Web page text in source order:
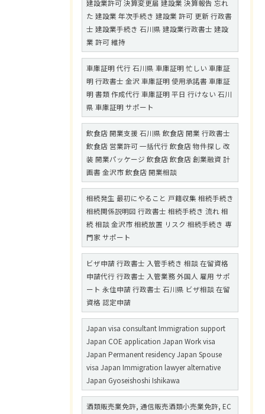
建設業許可 決算変更届 建設業 決算報告 忘れ
た 建設業 年次手続き 建設業 許可 更新 行政書
士 建設業手続き 石川県 建設業行政書士 建設
業 許可 維持
車庫証明 代行 石川県 車庫証明 忙しい 車庫証
明 行政書士 金沢 車庫証明 使用承諾書 車庫証
明 書類 作成代行 車庫証明 平日 行けない 石川
県 車庫証明 サポート
飲食店 開業支援 石川県 飲食店 開業 行政書士
飲食店 営業許可 一括代行 飲食店 物件探し 改
装 開業パッケージ 飲食店 飲食店 創業融資 計
画書 金沢市 飲食店 開業相談
相続発生 最初にやること 戸籍収集 相続手続き
相続関係説明図 行政書士 相続手続き 流れ 相
続 相談 金沢市 相続放置 リスク 相続手続き 専
門家 サポート
ビザ申請 行政書士 入管手続き 相談 在留資格
申請代行 行政書士 入管業務 外国人 雇用 サポ
ート 永住申請 行政書士 石川県 ビザ相談 在留
資格 認定申請
Japan visa consultant Immigration support
Japan COE application Japan Work visa
Japan Permanent residency Japan Spouse
visa Japan Immigration lawyer alternative
Japan Gyoseishoshi Ishikawa
酒類販売業免許, 通信販売酒類小売業免許, EC